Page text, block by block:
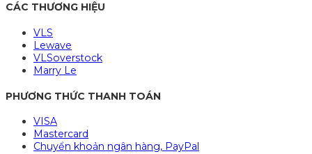
CÁC THƯƠNG HIỆU
VLS
Lewave
VLSoverstock
Marry Le
PHƯƠNG THỨC THANH TOÁN
VISA
Mastercard
Chuyển khoản ngân hàng, PayPal